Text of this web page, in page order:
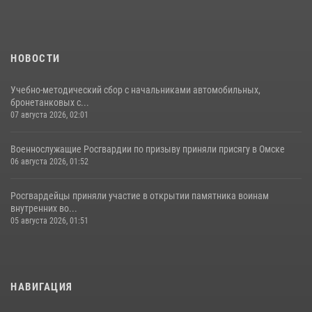
НОВОСТИ
Учебно-методический сбор с начальниками автомобильных,
бронетанковых с...
07 августа 2026, 02:01
Военнослужащие Росгвардии по призыву приняли присягу в Омске
06 августа 2026, 01:52
Росгвардейцы приняли участие в открытии памятника воинам
внутренних во...
05 августа 2026, 01:51
НАВИГАЦИЯ